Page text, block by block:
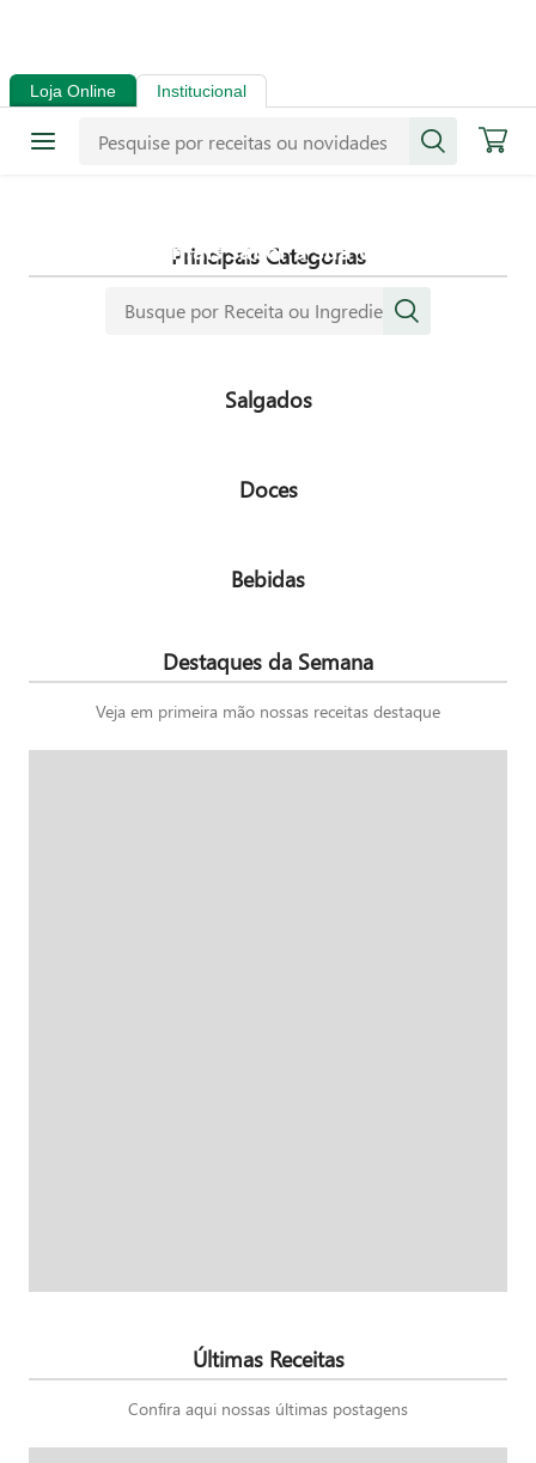
Loja Online Institucional
Receitas
Mais de mil receitas
Principais Categorias
Navegue pelas nossas principais categorias
Salgados
Doces
Bebidas
Destaques da Semana
Veja em primeira mão nossas receitas destaque
Últimas Receitas
Confira aqui nossas últimas postagens